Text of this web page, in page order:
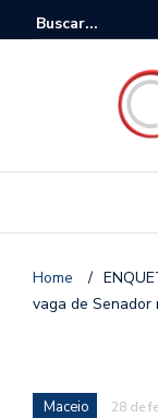
Home /
vaga de Senador
Maceio 28 de